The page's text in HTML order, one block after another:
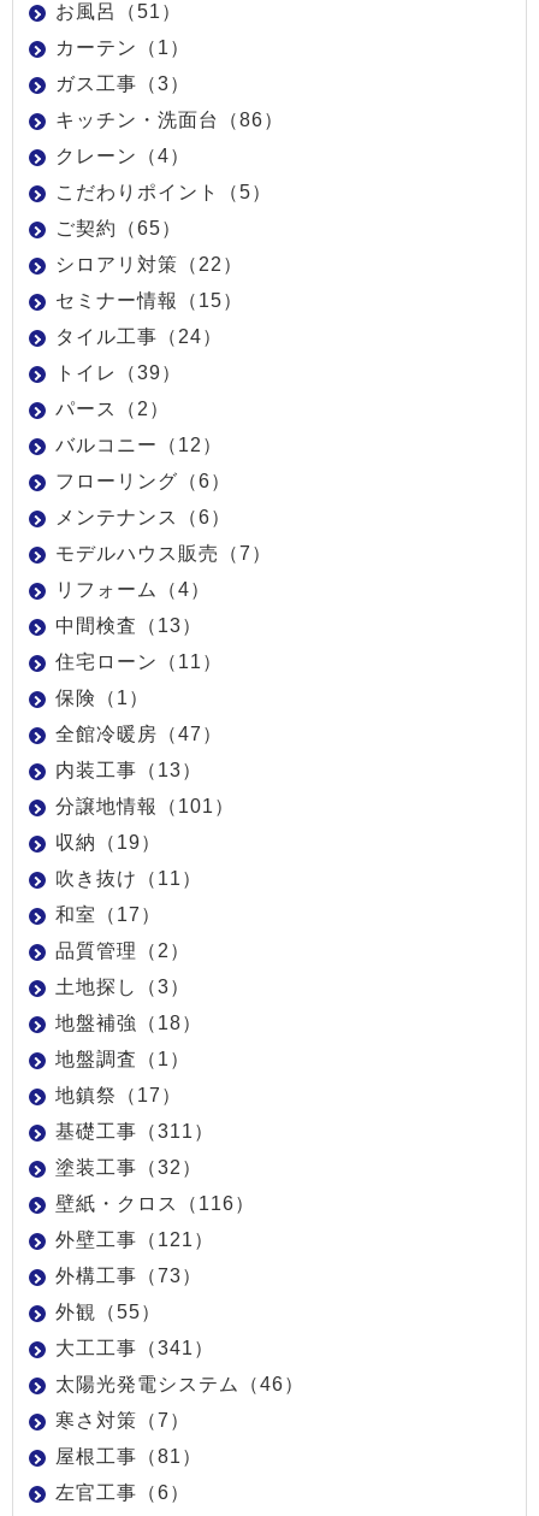
お風呂（51）
カーテン（1）
ガス工事（3）
キッチン・洗面台（86）
クレーン（4）
こだわりポイント（5）
ご契約（65）
シロアリ対策（22）
セミナー情報（15）
タイル工事（24）
トイレ（39）
パース（2）
バルコニー（12）
フローリング（6）
メンテナンス（6）
モデルハウス販売（7）
リフォーム（4）
中間検査（13）
住宅ローン（11）
保険（1）
全館冷暖房（47）
内装工事（13）
分譲地情報（101）
収納（19）
吹き抜け（11）
和室（17）
品質管理（2）
土地探し（3）
地盤補強（18）
地盤調査（1）
地鎮祭（17）
基礎工事（311）
塗装工事（32）
壁紙・クロス（116）
外壁工事（121）
外構工事（73）
外観（55）
大工工事（341）
太陽光発電システム（46）
寒さ対策（7）
屋根工事（81）
左官工事（6）